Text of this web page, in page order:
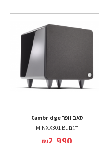
סאב וופר Cambridge
דגם MINX X301 BL
2,990